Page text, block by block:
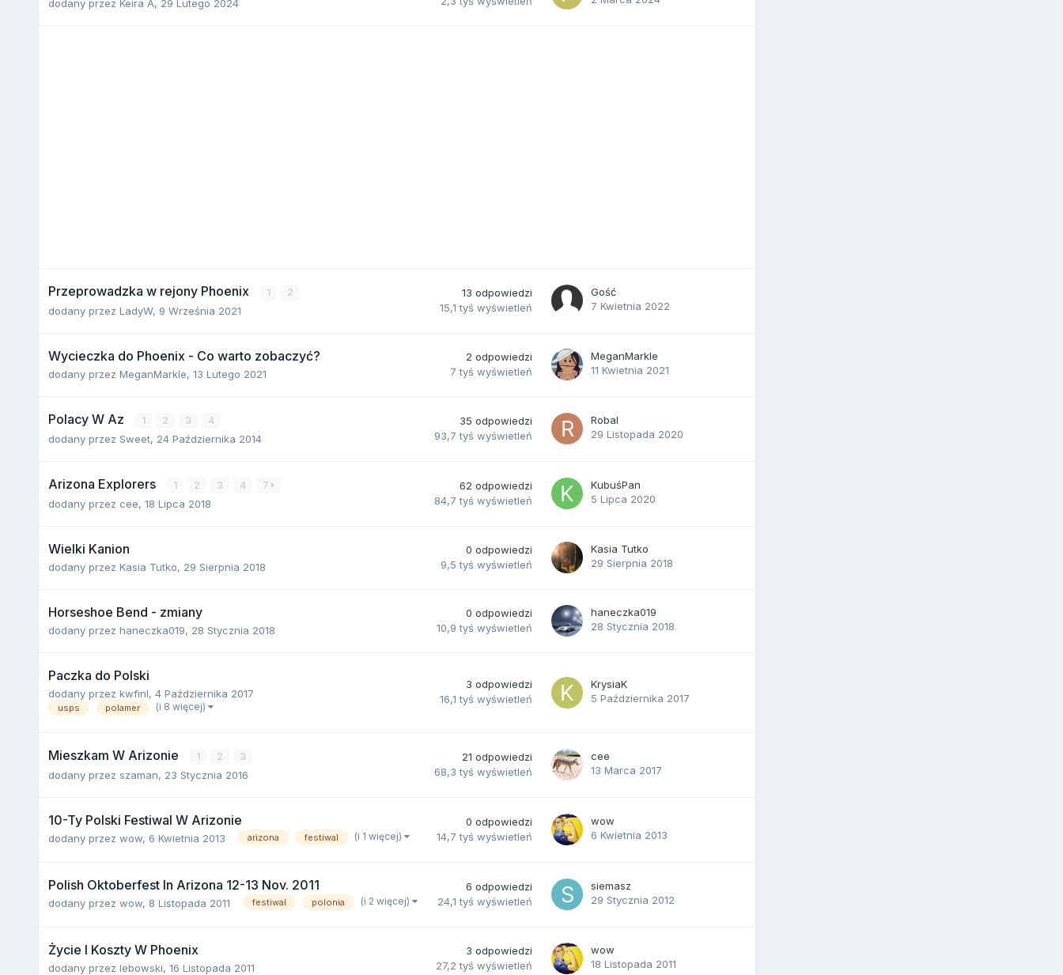
dodany przez Keira A, 29 Lutego 2024
Przeprowadzka w rejony Phoenix 1 2
dodany przez LadyW, 9 Września 2021
13 odpowiedzi
15,1 tyś wyświetleń
Gość
7 Kwietnia 2022
Wycieczka do Phoenix - Co warto zobaczyć?
dodany przez MeganMarkle, 13 Lutego 2021
2 odpowiedzi
7 tyś wyświetleń
MeganMarkle
11 Kwietnia 2021
Polacy W Az 1 2 3 4
dodany przez Sweet, 24 Października 2014
35 odpowiedzi
93,7 tyś wyświetleń
Robal
29 Listopada 2020
Arizona Explorers 1 2 3 4 7
dodany przez cee, 18 Lipca 2018
62 odpowiedzi
84,7 tyś wyświetleń
KubuśPan
5 Lipca 2020
Wielki Kanion
dodany przez Kasia Tutko, 29 Sierpnia 2018
0 odpowiedzi
9,5 tyś wyświetleń
Kasia Tutko
29 Sierpnia 2018
Horseshoe Bend - zmiany
dodany przez haneczka019, 28 Stycznia 2018
0 odpowiedzi
10,9 tyś wyświetleń
haneczka019
28 Stycznia 2018
Paczka do Polski
dodany przez kwfinl, 4 Października 2017
usps polamer (i 8 więcej)
3 odpowiedzi
16,1 tyś wyświetleń
KrysiaK
5 Października 2017
Mieszkam W Arizonie 1 2 3
dodany przez szaman, 23 Stycznia 2016
21 odpowiedzi
68,3 tyś wyświetleń
cee
13 Marca 2017
10-Ty Polski Festiwal W Arizonie
dodany przez wow, 6 Kwietnia 2013 arizona festiwal (i 1 więcej)
0 odpowiedzi
14,7 tyś wyświetleń
wow
6 Kwietnia 2013
Polish Oktoberfest In Arizona 12-13 Nov. 2011
dodany przez wow, 8 Listopada 2011 festiwal polonia (i 2 więcej)
6 odpowiedzi
24,1 tyś wyświetleń
siemasz
29 Stycznia 2012
Życie I Koszty W Phoenix
dodany przez lebowski, 16 Listopada 2011
3 odpowiedzi
27,2 tyś wyświetleń
wow
18 Listopada 2011